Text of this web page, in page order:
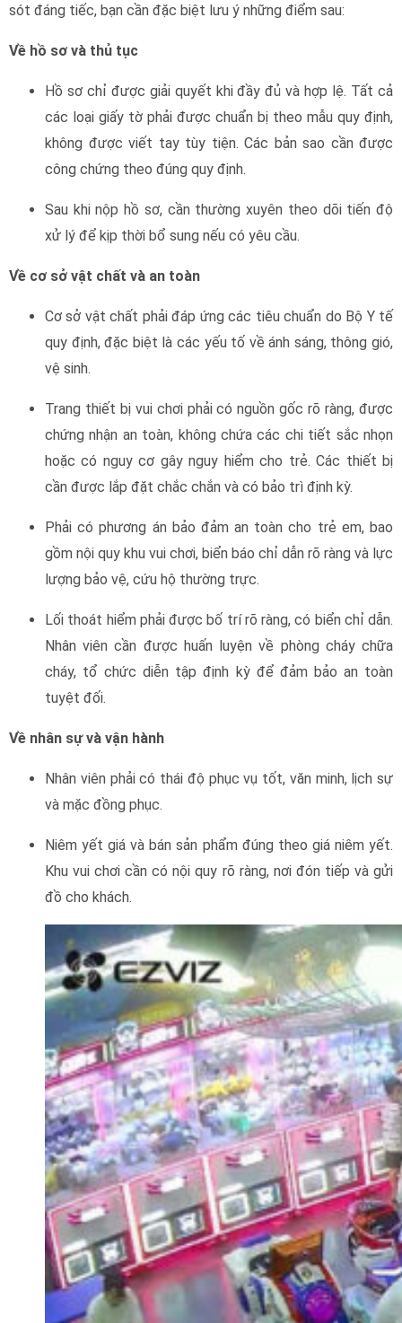
sót đáng tiếc, bạn cần đặc biệt lưu ý những điểm sau:
Về hồ sơ và thủ tục
Hồ sơ chỉ được giải quyết khi đầy đủ và hợp lệ. Tất cả
các loại giấy tờ phải được chuẩn bị theo mẫu quy định,
không được viết tay tùy tiện. Các bản sao cần được
công chứng theo đúng quy định.
Sau khi nộp hồ sơ, cần thường xuyên theo dõi tiến độ
xử lý để kịp thời bổ sung nếu có yêu cầu.
Về cơ sở vật chất và an toàn
Cơ sở vật chất phải đáp ứng các tiêu chuẩn do Bộ Y tế
quy định, đặc biệt là các yếu tố về ánh sáng, thông gió,
vệ sinh.
Trang thiết bị vui chơi phải có nguồn gốc rõ ràng, được
chứng nhận an toàn, không chứa các chi tiết sắc nhọn
hoặc có nguy cơ gây nguy hiểm cho trẻ. Các thiết bị
cần được lắp đặt chắc chắn và có bảo trì định kỳ.
Phải có phương án bảo đảm an toàn cho trẻ em, bao
gồm nội quy khu vui chơi, biển báo chỉ dẫn rõ ràng và lực
lượng bảo vệ, cứu hộ thường trực.
Lối thoát hiểm phải được bố trí rõ ràng, có biển chỉ dẫn.
Nhân viên cần được huấn luyện về phòng cháy chữa
cháy, tổ chức diễn tập định kỳ để đảm bảo an toàn
tuyệt đối.
Về nhân sự và vận hành
Nhân viên phải có thái độ phục vụ tốt, văn minh, lịch sự
và mặc đồng phục.
Niêm yết giá và bán sản phẩm đúng theo giá niêm yết.
Khu vui chơi cần có nội quy rõ ràng, nơi đón tiếp và gửi
đồ cho khách.